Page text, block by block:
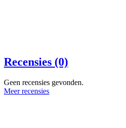
Recensies (0)
Geen recensies gevonden.
Meer recensies